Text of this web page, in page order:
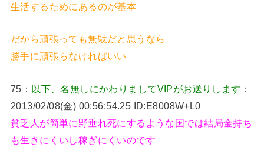
生活するためにあるのが基本
だから頑張っても無駄だと思うなら
勝手に頑張らなければいい
75： 以下、名無しにかわりましてVIPがお送りします ：
2013/02/08(金) 00:56:54.25 ID:E8008W+L0
貧乏人が簡単に野垂れ死にするような国では結局金持ち
も生きにくいし稼ぎにくいのです